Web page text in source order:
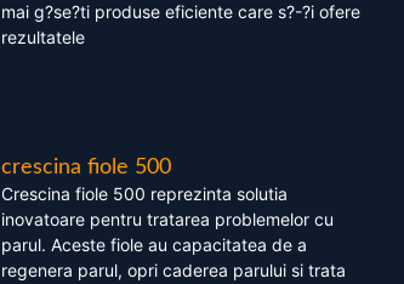
mai g?se?ti produse eficiente care s?-?i ofere
rezultatele
crescina fiole 500
Crescina fiole 500 reprezinta solutia
inovatoare pentru tratarea problemelor cu
parul. Aceste fiole au capacitatea de a
regenera parul, opri caderea parului si trata